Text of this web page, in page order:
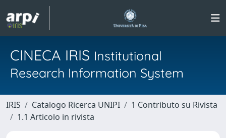
CINECA IRIS Institutional
Research Information System
IRIS Catalogo Ricerca UNIPI
1 Contributo su Rivista
1.1 Articolo in rivista